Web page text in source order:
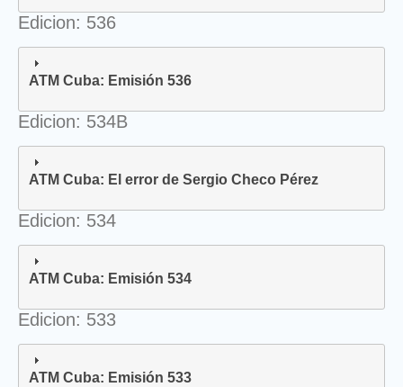
Edicion: 536
ATM Cuba: Emisión 536
Edicion: 534B
ATM Cuba: El error de Sergio Checo Pérez
Edicion: 534
ATM Cuba: Emisión 534
Edicion: 533
ATM Cuba: Emisión 533